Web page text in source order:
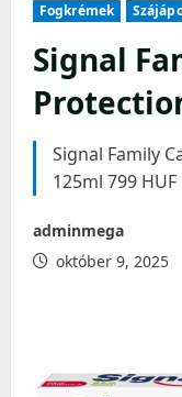
Fogkrémek
Signal
Signal Family
125ml 799 HUF
adminmega
október 9, 2025